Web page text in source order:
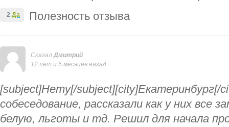
Полезность отзыва
2 Да
СказалДмитрий
12 лет и 5 месяцев назад
[subject]Нету[/subject][city]Екатеринбург[/
собеседование, рассказали как у них все
белую, льготы и тд. Решил для начала